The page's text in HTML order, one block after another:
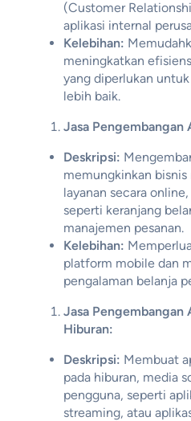
(Customer
aplikasi internal
Kelebihan:
meningkatkan
yang diperlukan
lebih baik.
Jasa
Deskripsi:
memungkinkan
layanan secara
seperti keranjang
manajemen pesanan.
Kelebihan:
platform mobile dan
pengalaman belanja
Jasa Pengembangan
Hiburan:
Deskripsi: Membuat
pada hiburan, media
pengguna, seperti
streaming, atau